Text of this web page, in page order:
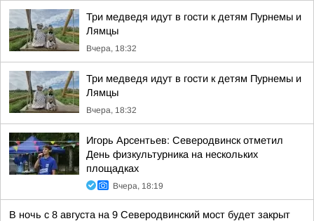
Три медведя идут в гости к детям Пурнемы и
Лямцы
Вчера, 18:32
Три медведя идут в гости к детям Пурнемы и
Лямцы
Вчера, 18:32
Игорь Арсентьев: Северодвинск отметил
День физкультурника на нескольких
площадках
Вчера, 18:19
В ночь с 8 августа на 9 Северодвинский мост будет закрыт